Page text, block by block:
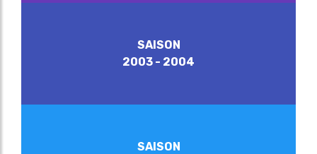
SAISON
2003 - 2004
SAISON